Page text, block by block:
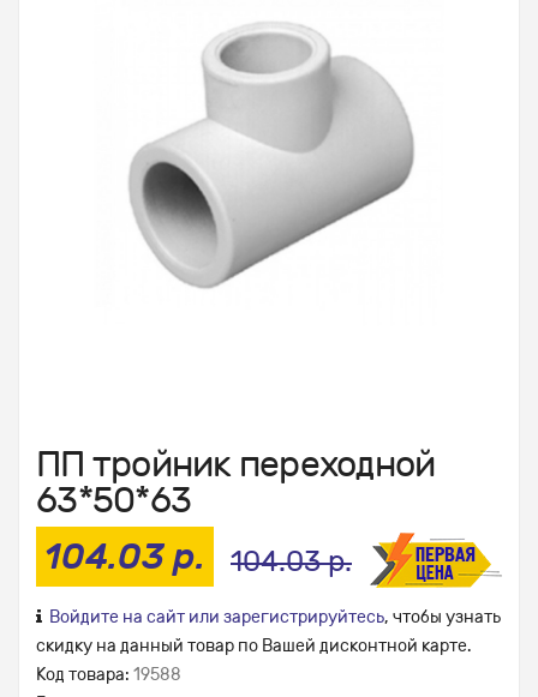
ПП тройник переходной
63*50*63
104.03 р.
104.03 р.
Войдите на сайт или зарегистрируйтесь, чтобы узнать
скидку на данный товар по Вашей дисконтной карте.
Код товара: 19588